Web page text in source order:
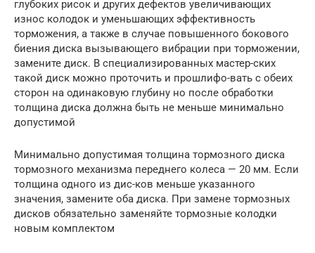
глубоких рисок и других дефектов увеличивающих
износ колодок и уменьшаю­щих эффективность
торможения, а также в случае повышенного бокового
биения диска вызывающего вибрации при торможении,
за­мените диск. В специализированных мастер-ских
такой диск можно проточить и прошлифо-вать с обеих
сторон на одинаковую глубину но после обработки
толщина диска должна быть не меньше минимально
допустимой
Минимально допустимая толщина тормоз­ного диска
тормозного механизма переднего колеса — 20 мм. Если
толщина одного из дис-ков меньше указанного
значения, замените оба диска. При замене тормозных
дисков обязательно заменяйте тормозные колодки
новым комплектом